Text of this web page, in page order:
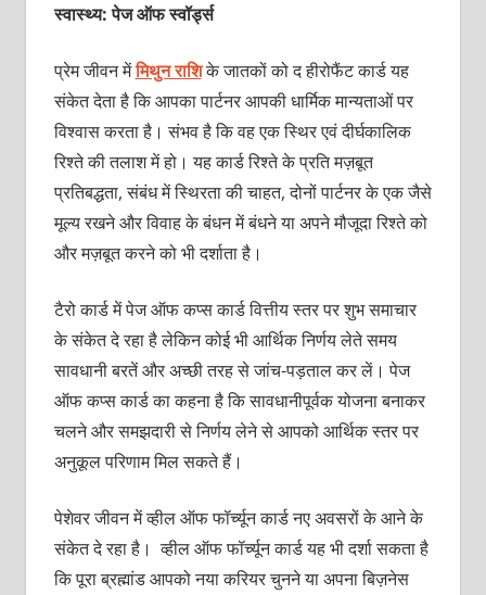
स्वास्थ्य: पेज ऑफ स्‍वॉर्ड्स
प्रेम जीवन मेंमिथुन राशिके जातकों को द हीरोफैंट कार्ड यह
संकेत देता है कि आपका पार्टनर आपकी धार्मिक मान्‍यताओं पर
विश्‍वास करता है। संभव है कि वह एक स्थिर एवं दीर्घकालिक
रिश्‍ते की तलाश में हो। यह कार्ड रिश्‍ते के प्रति मज़बूत
प्रतिबद्धता, संबंध में स्थिरता की चाहत, दोनों पार्टनर के एक जैसे
मूल्‍य रखने और विवाह के बंधन में बंधने या अपने मौजूदा रिश्‍ते को
और मज़बूत करने को भी दर्शाता है।
टैरो कार्ड में पेज ऑफ कप्‍स कार्ड वित्तीय स्‍तर पर शुभ समाचार
के संकेत दे रहा है लेकिन कोई भी आर्थिक निर्णय लेते समय
सावधानी बरतें और अच्‍छी तरह से जांच-पड़ताल कर लें। पेज
ऑफ कप्‍स कार्ड का कहना है कि सावधानीपूर्वक योजना बनाकर
चलने और समझदारी से निर्णय लेने से आपको आर्थिक स्‍तर पर
अनुकूल परिणाम मिल सकते हैं।
पेशेवर जीवन में व्‍हील ऑफ फॉर्च्‍यून कार्ड नए अवसरों के आने के
संकेत दे रहा है। व्‍हील ऑफ फॉर्च्‍यून कार्ड यह भी दर्शा सकता है
कि पूरा ब्रह्मांड आपको नया करियर चुनने या अपना बिज़नेस